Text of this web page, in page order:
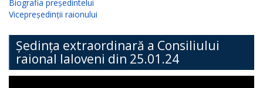
Biografia președintelui
Vicepreședinții raionului
Ședința extraordinară a Consiliului
raional Ialoveni din 25.01.24